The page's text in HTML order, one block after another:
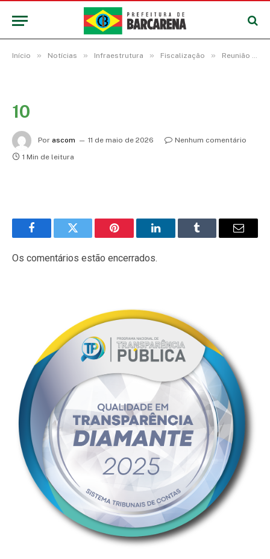
Início » Notícias » Infraestrutura » Fiscalização » Reunião discute novas regras para acabar com irregularidades do trânsito de carretas na região do trevo da Alça Viária durante a safra da soja
10
Por ascom 11 de maio de 2026
Nenhum comentário
1 Min de leitura
FacebookTwitter Pinterest LinkedInTumblr
E-
Os comentários estão encerrados.